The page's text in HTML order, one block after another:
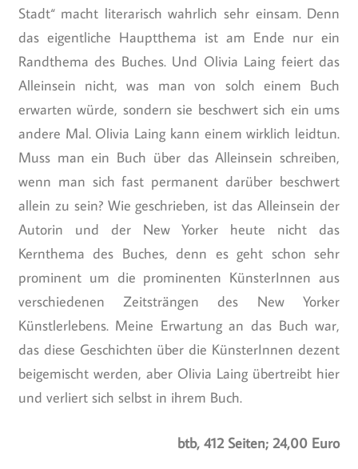
Stadt“ macht literarisch wahrlich sehr einsam. Denn
das eigentliche Hauptthema ist am Ende nur ein
Randthema des Buches. Und Olivia Laing feiert das
Alleinsein nicht, was man von solch einem Buch
erwarten würde, sondern sie beschwert sich ein ums
andere Mal. Olivia Laing kann einem wirklich leidtun.
Muss man ein Buch über das Alleinsein schreiben,
wenn man sich fast permanent darüber beschwert
allein zu sein? Wie geschrieben, ist das Alleinsein der
Autorin und der New Yorker heute nicht das
Kernthema des Buches, denn es geht schon sehr
prominent um die prominenten KünsterInnen aus
verschiedenen Zeitsträngen des New Yorker
Künstlerlebens. Meine Erwartung an das Buch war,
das diese Geschichten über die KünsterInnen dezent
beigemischt werden, aber Olivia Laing übertreibt hier
und verliert sich selbst in ihrem Buch.
btb, 412 Seiten; 24,00 Euro